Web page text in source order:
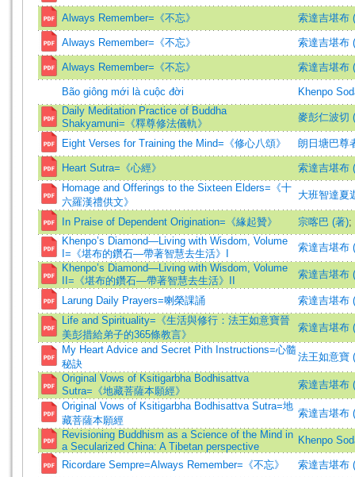
Always Remember=《不忘》 索達吉堪布
Always Remember=《不忘》 索達吉堪布
Always Remember=《不忘》 索達吉堪布
Bão giông mới là cuộc đời
Khenpo
Daily Meditation Practice of Buddha
Shakyamuni=《釋尊修法儀軌》
麥彭仁波切
Eight Verses for Training the Mind=《修心八頌》 朗日塘巴尊
Heart Sutra=《心經》
索達吉堪布
Homage and Offerings to the Sixteen Elders=《十
六羅漢禮供文》
大班智達夏
In Praise of Dependent Origination=《緣起贊》 宗喀巴 (著);
Khenpo’s Diamond—Living with Wisdom, Volume
I=《堪布的鑽石—帶著智慧去生活》I
索達吉堪布
Khenpo’s Diamond—Living with Wisdom, Volume
II=《堪布的鑽石—帶著智慧去生活》II
索達吉堪布
Larung Daily Prayers=喇榮課誦
索達吉堪布
Life and Spirituality=《生活與修行：法王如意寶晉
美彭措給弟子的365條教言》
索達吉堪布
My Heart Advice and Secret Pith Instructions=心髓
秘訣
法王如意寶
Original Vows of Ksitigarbha Bodhisattva
Sutra=《地藏菩薩本願經》
索達吉堪布
Original Vows of Ksitigarbha Bodhisattva Sutra=地
藏菩薩本願經
索達吉堪布
Revisioning Buddhism as a Science of the Mind in
a Secularized China: A Tibetan perspective
Khenpo
Ricordare Sempre=Always Remember=《不忘》 索達吉堪布